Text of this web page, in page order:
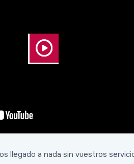
llegado a nada sin vuestros